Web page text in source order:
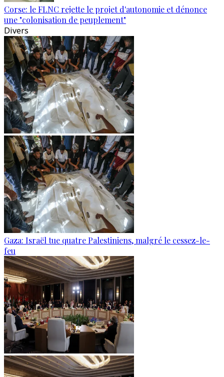
Corse: le FLNC rejette le projet d'autonomie et dénonce
une "colonisation de peuplement"
Divers
Gaza: Israël tue quatre Palestiniens, malgré le cessez-le-
feu